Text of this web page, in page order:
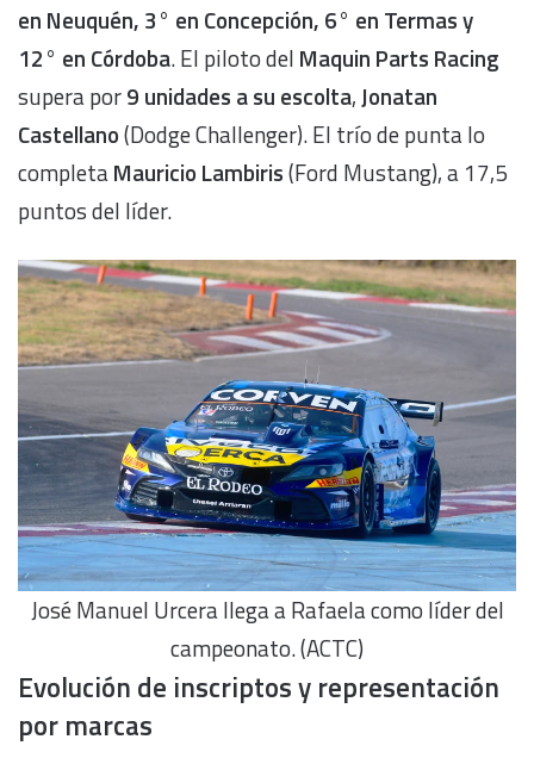
en Neuquén, 3° en Concepción, 6° en Termas y
12° en Córdoba. El piloto del Maquin Parts Racing
supera por9 unidades a su escolta,Jonatan
Castellano(Dodge Challenger). El trío de punta lo
completaMauricio Lambiris(Ford Mustang), a 17,5
puntos del líder.
José Manuel Urcera llega a Rafaela como líder del
campeonato. (ACTC)
Evolución de inscriptos y representación
por marcas